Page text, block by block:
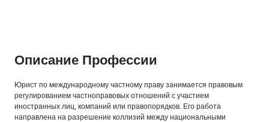
Описание Профессии
Юрист по международному частному праву занимается правовым
регулированием частноправовых отношений с участием
иностранных лиц, компаний или правопорядков. Его работа
направлена на разрешение коллизий между национальными